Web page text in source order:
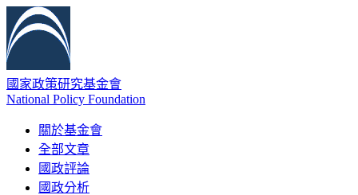
國家政策研究基金會
National Policy Foundation
關於基金會
全部文章
國政評論
國政分析